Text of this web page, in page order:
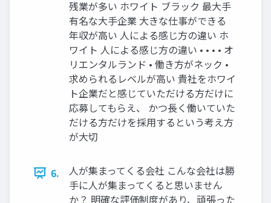
残業が多い ホワイト ブラック 最⼤⼿
有名な⼤⼿企業 ⼤きな仕事ができる
年収が⾼い ⼈による感じ⽅の違い ホ
ワイト ⼈による感じ⽅の違い • • • • オ
リエンタルランド • 働き⽅がネック •
求められるレベルが⾼い 貴社をホワイ
ト企業だと感じていただける⽅だけに
応募してもらえ、 かつ⻑く働いていた
だける⽅だけを採⽤するという考え⽅
が⼤切
6.
⼈が集まってくる会社 こんな会社は勝
⼿に⼈が集まってくると思いません
か？ 明確な評価制度があり、頑張った